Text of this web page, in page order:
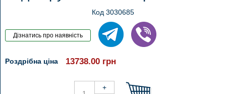
Код 3030685
Роздрібна ціна 13738.00 грн